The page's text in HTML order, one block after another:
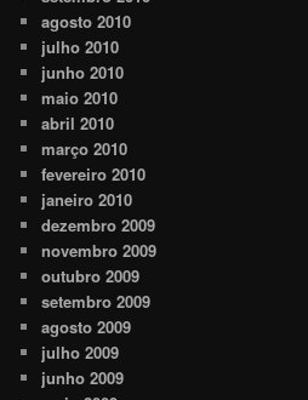
agosto 2010
julho 2010
junho 2010
maio 2010
abril 2010
março 2010
fevereiro 2010
janeiro 2010
dezembro 2009
novembro 2009
outubro 2009
setembro 2009
agosto 2009
julho 2009
junho 2009